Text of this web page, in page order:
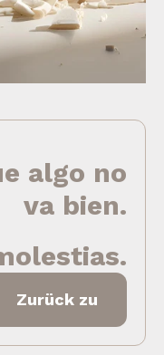
algo no
va bien.
Zurück zu